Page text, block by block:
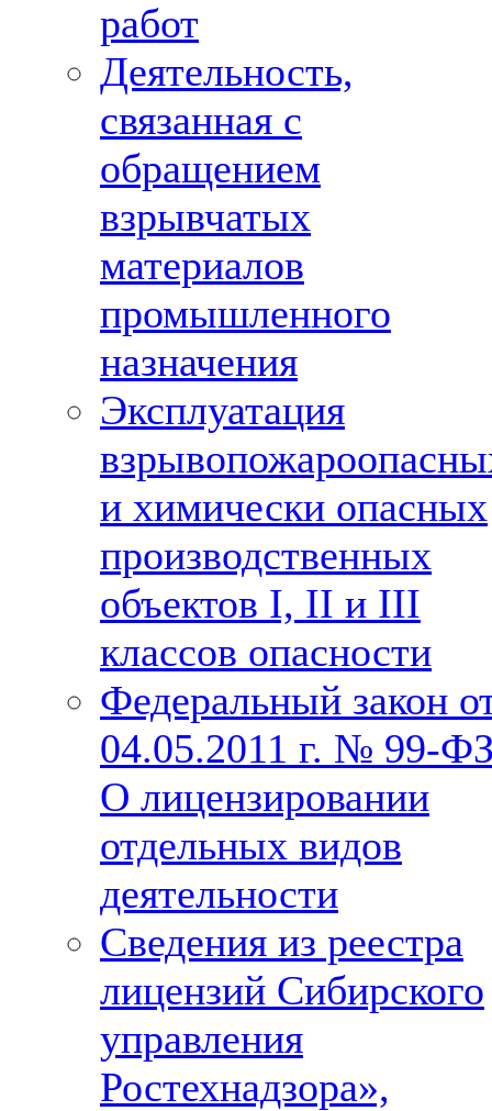
работ
Деятельность,
связанная с
обращением
взрывчатых
материалов
промышленного
назначения
Эксплуатация
и химически опасных
производственных
объектов I, II и III
классов опасности
Федеральный закон
04.05.2011 г. № 99-
О лицензировании
отдельных видов
деятельности
Сведения из реестра
лицензий Сибирского
управления
Ростехнадзора»,